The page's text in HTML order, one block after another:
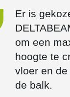
Er is
om een
hoogte te
vloer en
de balk.